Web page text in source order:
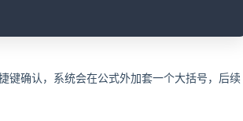
键确认，系统会在公式外加套一个大括号，后续